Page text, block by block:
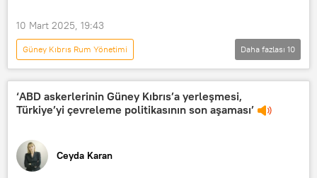
Türkmenistan
Kazakistan
10 Mart 2025, 19:43
Güney Kıbrıs Rum Yönetimi
CEYHUN BOZKURT'LA BÖLGENİN KALBİ
Radyo Sputnik
Radyo
RADYO
Ceyhun Bozkurt
NATO
İsrail
Daha fazlası 10
‘ABD askerlerinin Güney Kıbrıs’a yerleşmesi,
Türkiye’yi çevreleme politikasının son aşaması’
Ceyda Karan